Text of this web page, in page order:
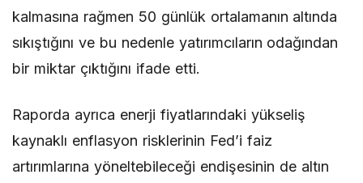
kalmasına rağmen 50 günlük ortalamanın altında
sıkıştığını ve bu nedenle yatırımcıların odağından
bir miktar çıktığını ifade etti.
Raporda ayrıca enerji fiyatlarındaki yükseliş
kaynaklı enflasyon risklerinin Fed’i faiz
artırımlarına yöneltebileceği endişesinin de altın